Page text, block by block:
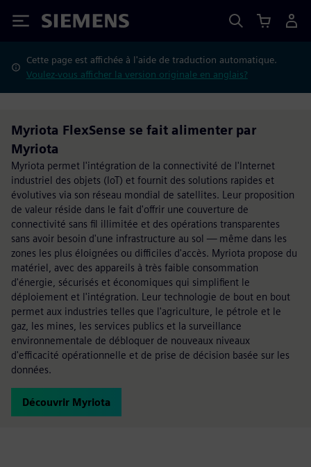
Siemens
Cette page est affichée à l'aide de traduction automatique.
Voulez-vous afficher la version originale en anglais?
Myriota FlexSense se fait alimenter par
Myriota
Myriota permet l'intégration de la connectivité de l'Internet
industriel des objets (IoT) et fournit des solutions rapides et
évolutives via son réseau mondial de satellites. Leur proposition
de valeur réside dans le fait d'offrir une couverture de
connectivité sans fil illimitée et des opérations transparentes
sans avoir besoin d'une infrastructure au sol — même dans les
zones les plus éloignées ou difficiles d'accès. Myriota propose du
matériel, avec des appareils à très faible consommation
d'énergie, sécurisés et économiques qui simplifient le
déploiement et l'intégration. Leur technologie de bout en bout
permet aux industries telles que l'agriculture, le pétrole et le
gaz, les mines, les services publics et la surveillance
environnementale de débloquer de nouveaux niveaux
d'efficacité opérationnelle et de prise de décision basée sur les
données.
Découvrir Myriota